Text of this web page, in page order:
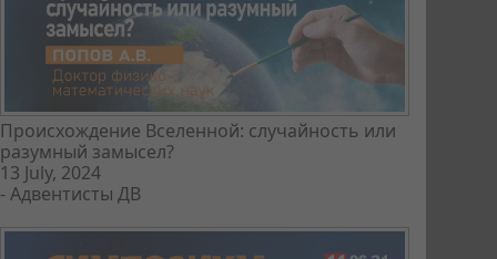
Происхождение Вселенной: случайность или
разумный замысел?
13 July, 2024
-Адвентисты ДВ